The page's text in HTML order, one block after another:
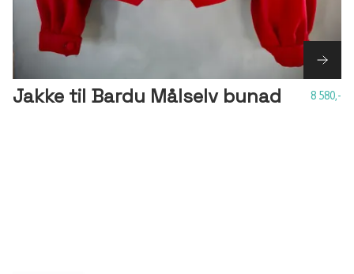
Jakke til Bardu Målselv bunad 8 580,-